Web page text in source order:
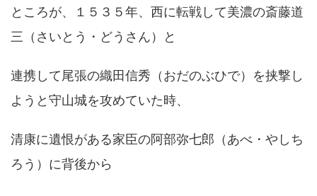
ところが、１５３５年、西に転戦して美濃の斎藤道
三（さいとう・どうさん）と
連携して尾張の織田信秀（おだのぶひで）を挟撃し
ようと守山城を攻めていた時、
清康に遺恨がある家臣の阿部弥七郎（あべ・やしち
ろう）に背後から